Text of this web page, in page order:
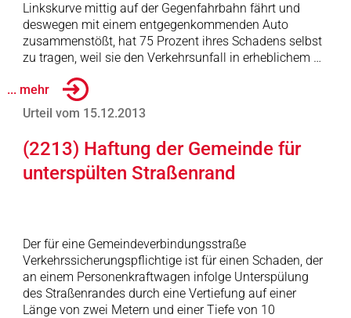
Linkskurve mittig auf der Gegenfahrbahn fährt und
deswegen mit einem entgegenkommenden Auto
zusammenstößt, hat 75 Prozent ihres Schadens selbst
zu tragen, weil sie den Verkehrsunfall in erheblichem …
... mehr
Urteil vom 15.12.2013
(2213) Haftung der Gemeinde für
unterspülten Straßenrand
Der für eine Gemeindeverbindungsstraße
Verkehrssicherungspflichtige ist für einen Schaden, der
an einem Personenkraftwagen infolge Unterspülung
des Straßenrandes durch eine Vertiefung auf einer
Länge von zwei Metern und einer Tiefe von 10